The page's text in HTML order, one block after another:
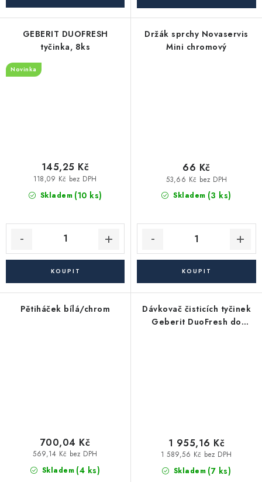
GEBERIT DUOFRESH
tyčinka, 8ks
Novinka
Skladem (10 ks)
118,09 Kč bez DPH
145,25 Kč
Držák sprchy Novaservis
Mini chromový
Skladem (3 ks)
53,66 Kč bez DPH
66 Kč
Pětiháček bílá/chrom
Skladem (4 ks)
569,14 Kč bez DPH
700,04 Kč
Dávkovač čisticích tyčinek
Geberit DuoFresh do
Skladem (7 ks)
1 589,56 Kč bez DPH
1 955,16 Kč